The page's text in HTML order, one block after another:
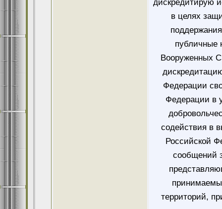
дискредитирую
в целях
публичные
Вооруженных
Федерации
Федерации в
содействия в
Российской
сообщений
территорий,